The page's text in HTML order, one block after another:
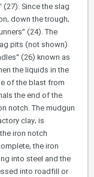
(27). Since the slag
down the trough,
(24). The
pits (not shown)
(26) known as
the liquids in the
of the blast from
the end of the
notch. The mudgun
clay, is
the iron notch
the iron
into steel and the
into roadfill or